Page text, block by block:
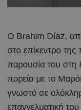
Ο Brahim Díaz, από
στο επίκεντρο της
παρουσία του στη
πορεία με το
γνωστό σε
επαγγελματική